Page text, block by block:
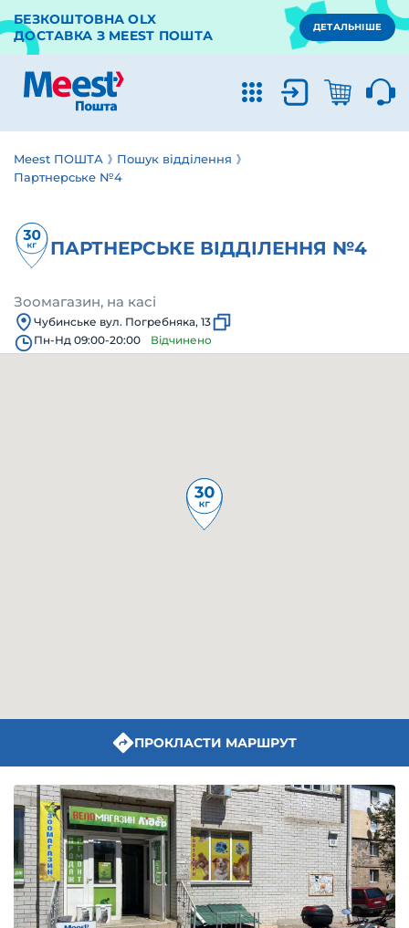
БЕЗКОШТОВНА OLX
ДОСТАВКА З MEEST ПОШТА
ДЕТАЛЬНІШЕ
Meest ПОШТА
Пошук відділення
Партнерське №4
ПАРТНЕРСЬКЕ ВІДДІЛЕННЯ №4
Зоомагазин, на касі
Чубинське вул. Погребняка, 13
Пн-Нд 09:00-20:00
Відчинено
ПРОКЛАСТИ МАРШРУТ